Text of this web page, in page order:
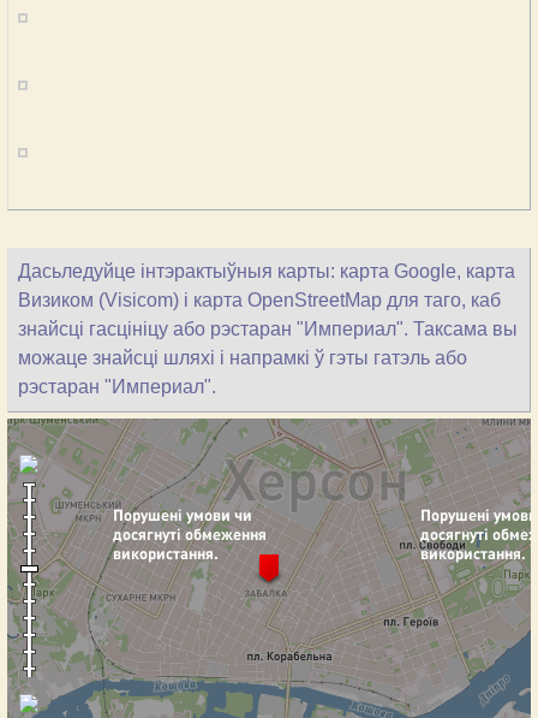
Дасьледуйце інтэрактыўныя карты: карта Google, карта
Визиком (Visicom) і карта OpenStreetMap для таго, каб
знайсці гасцініцу або рэстаран "Империал". Таксама вы
можаце знайсці шляхі і напрамкі ў гэты гатэль або
рэстаран "Империал".